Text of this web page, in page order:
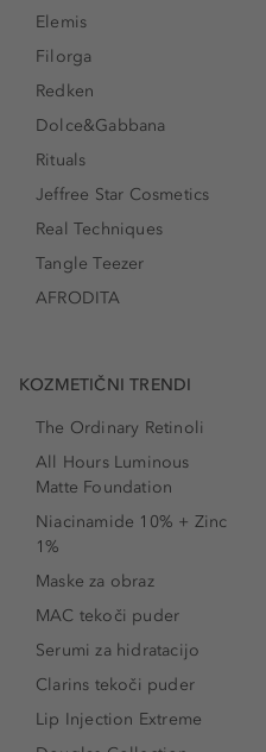
Elemis
Filorga
Redken
Dolce&Gabbana
Rituals
Jeffree Star Cosmetics
Real Techniques
Tangle Teezer
AFRODITA
KOZMETIČNI TRENDI
The Ordinary Retinoli
All Hours Luminous
Matte Foundation
Niacinamide 10% + Zinc
1%
Maske za obraz
MAC tekoči puder
Serumi za hidratacijo
Clarins tekoči puder
Lip Injection Extreme